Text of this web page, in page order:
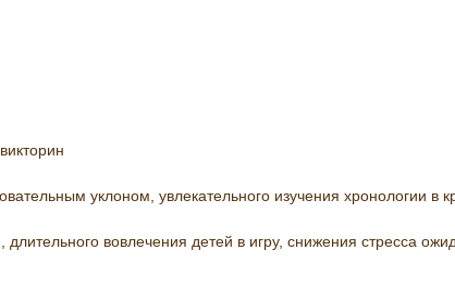
уклоном, увлекательного изучения хронологии в
вовлечения детей в игру, снижения стресса